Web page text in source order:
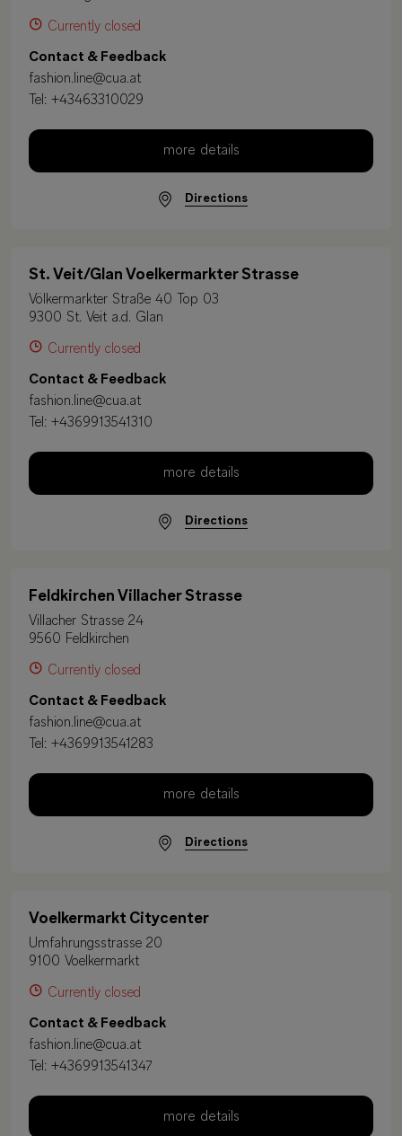
Currently closed
Contact & Feedback
fashion.line@cua.at
Tel: +43463310029
more details
Directions
St. Veit/Glan Voelkermarkter Strasse
Völkermarkter Straße 40 Top 03
9300 St. Veit a.d. Glan
Currently closed
Contact & Feedback
fashion.line@cua.at
Tel: +4369913541310
more details
Directions
Feldkirchen Villacher Strasse
Villacher Strasse 24
9560 Feldkirchen
Currently closed
Contact & Feedback
fashion.line@cua.at
Tel: +4369913541283
more details
Directions
Voelkermarkt Citycenter
Umfahrungsstrasse 20
9100 Voelkermarkt
Currently closed
Contact & Feedback
fashion.line@cua.at
Tel: +4369913541347
more details